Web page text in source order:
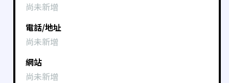
尚未新增
電話/地址
尚未新增
網站
尚未新增